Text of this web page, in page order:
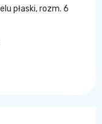
płaski, rozm. 6